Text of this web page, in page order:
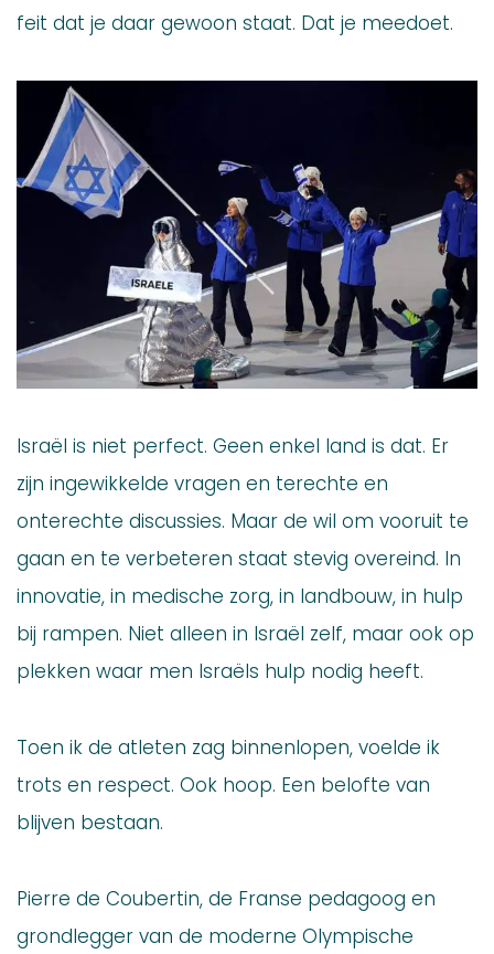
feit dat je daar gewoon staat. Dat je meedoet.
Israël is niet perfect. Geen enkel land is dat. Er
zijn ingewikkelde vragen en terechte en
onterechte discussies. Maar de wil om vooruit te
gaan en te verbeteren staat stevig overeind. In
innovatie, in medische zorg, in landbouw, in hulp
bij rampen. Niet alleen in Israël zelf, maar ook op
plekken waar men Israëls hulp nodig heeft.
Toen ik de atleten zag binnenlopen, voelde ik
trots en respect. Ook hoop. Een belofte van
blijven bestaan.
Pierre de Coubertin, de Franse pedagoog en
grondlegger van de moderne Olympische